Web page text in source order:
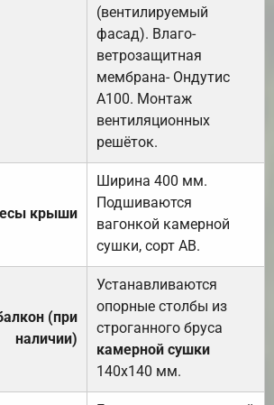
(вентилируемый
фасад). Влаго-
ветрозащитная
мембрана- Ондутис
А100. Монтаж
вентиляционных
решёток.
крыши
Ширина 400 мм.
Подшиваются
вагонкой камерной
сушки, сорт АВ.
(при
наличии)
Устанавливаются
опорные столбы из
строганного бруса
камерной сушки
140х140 мм.